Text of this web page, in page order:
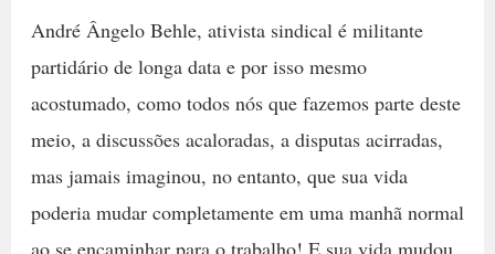
André Ângelo Behle, ativista sindical é militante
partidário de longa data e por isso mesmo
acostumado, como todos nós que fazemos parte deste
meio, a discussões acaloradas, a disputas acirradas,
mas jamais imaginou, no entanto, que sua vida
poderia mudar completamente em uma manhã normal
ao se encaminhar para o trabalho! E sua vida mudou